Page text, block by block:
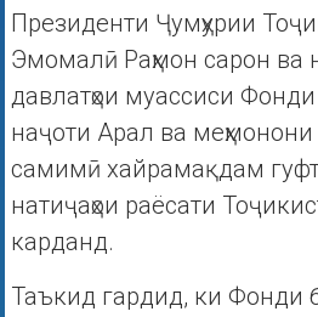
Президенти Ҷумҳурии
Эмомалӣ Раҳмон сарон ва
давлатҳои муассиси
наҷоти Арал ва
самимӣ хайрамақдам
натиҷаҳои раёсати
карданд.
Таъкид гардид, ки Фонди